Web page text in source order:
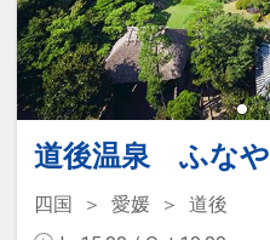
道後温泉 ふなや
四国 愛媛
道後